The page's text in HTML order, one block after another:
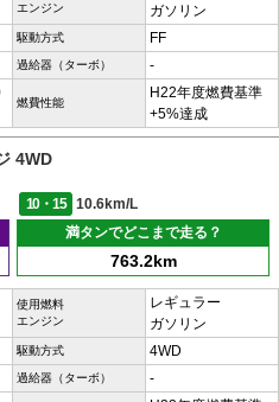
エンジン
ガソリン
駆動方式 FF
過給器（ターボ） -
燃費性能
H22年度燃費基準
+5%達成
4WD
10・15
10.6km/L
満タンでどこまで走る？
763.2km
使用燃料
エンジン
レギュラー
ガソリン
駆動方式 4WD
過給器（ターボ）
-